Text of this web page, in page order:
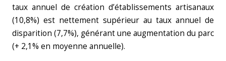
taux annuel de création d’établissements artisanaux
(10,8%) est nettement supérieur au taux annuel de
disparition (7,7%), générant une augmentation du parc
(+ 2,1% en moyenne annuelle).